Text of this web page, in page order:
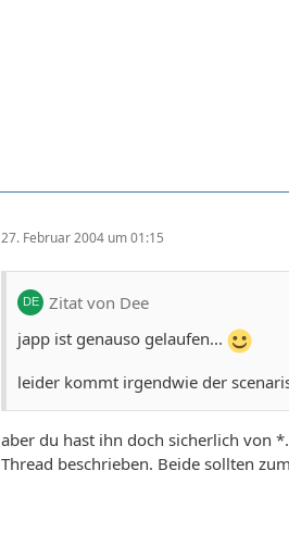
27. Februar 2004 um 01:15
Zitat von Dee
japp ist genauso gelaufen...
leider kommt irgendwie der
aber du hast ihn doch sicherlich von
Thread beschrieben. Beide sollten